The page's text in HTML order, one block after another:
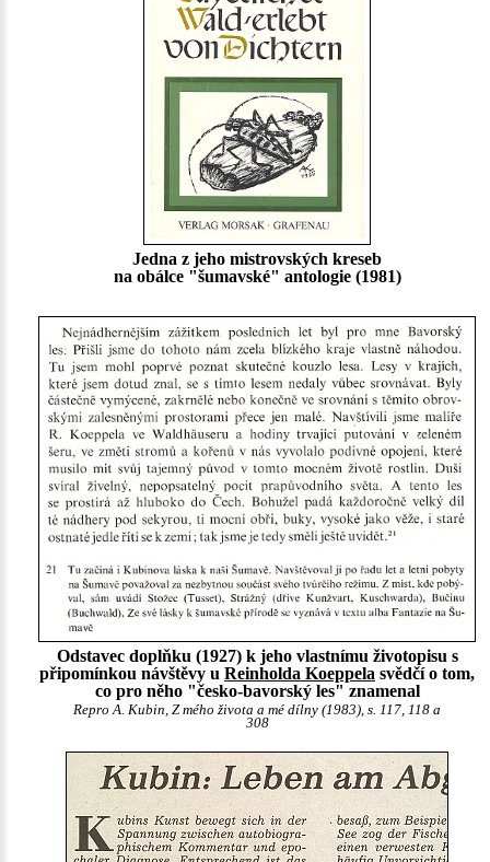
Jedna z jeho mistrovských kreseb
na obálce "šumavské" antologie (1981)
Odstavec doplňku (1927) k jeho vlastnímu životopisu s
připomínkou návštěvy u Reinholda Koeppela svědčí o tom,
co pro něho "česko-bavorský les" znamenal
Repro A. Kubin, Z mého života a mé dílny (1983), s. 117, 118 a
308